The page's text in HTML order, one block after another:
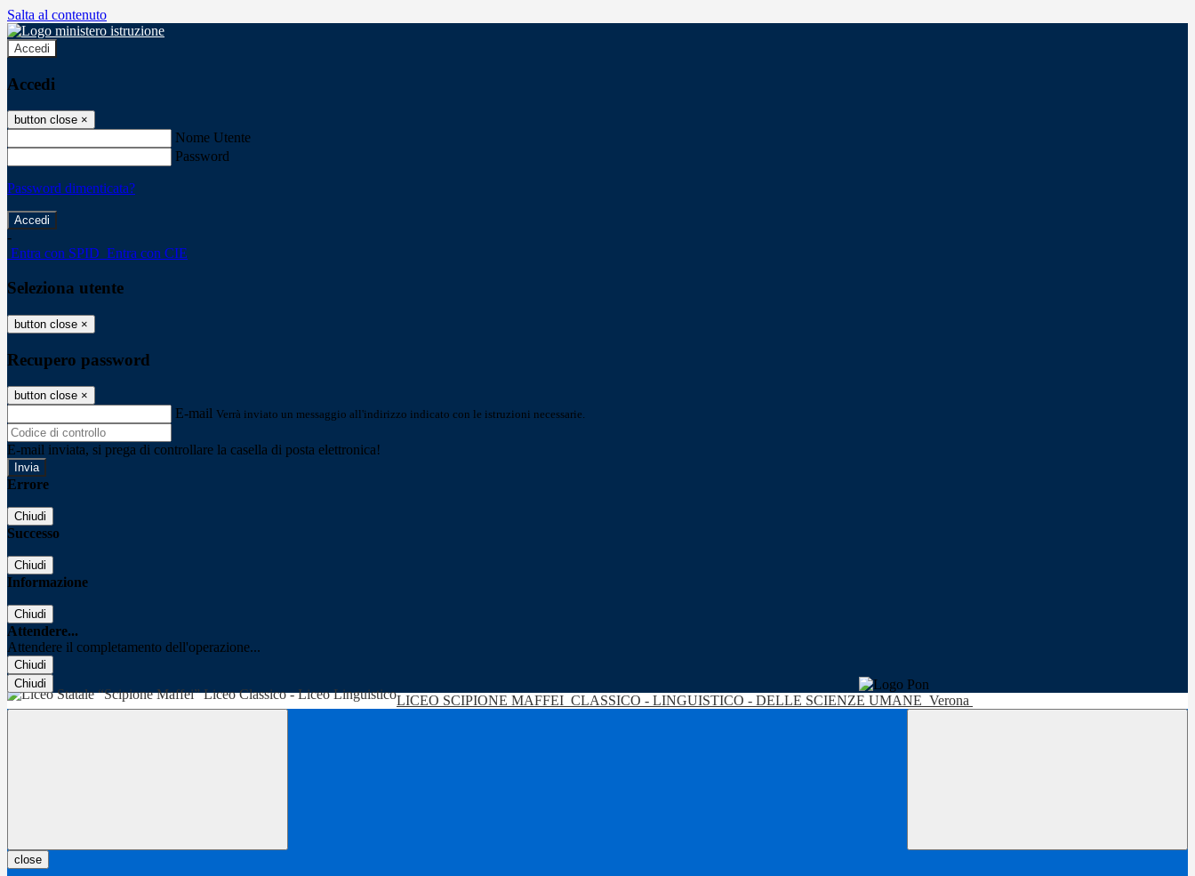
Salta al contenuto
Accedi
Accedi
button close ×
Nome Utente
Password
Password dimenticata?
-
Entra con SPID Entra con CIE
Seleziona utente
button close ×
Recupero password
button close ×
E-mail Verrà inviato un messaggio all'indirizzo indicato con le istruzioni necessarie.
E-mail inviata, si prega di controllare la casella di posta elettronica!
Errore
Chiudi
Successo
Chiudi
Informazione
Chiudi
Attendere...
Attendere il completamento dell'operazione...
Chiudi
Chiudi
LICEO SCIPIONE MAFFEI CLASSICO - LINGUISTICO - DELLE SCIENZE UMANE Verona
close